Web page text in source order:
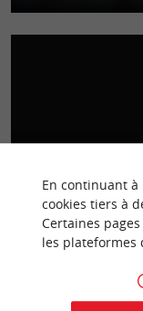
En continuant
cookies tiers à
Certaines
les plateformes